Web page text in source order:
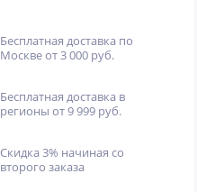
Бесплатная доставка по
Москве от 3 000 руб.
Бесплатная доставка в
регионы от 9 999 руб.
Скидка 3% начиная со
второго заказа